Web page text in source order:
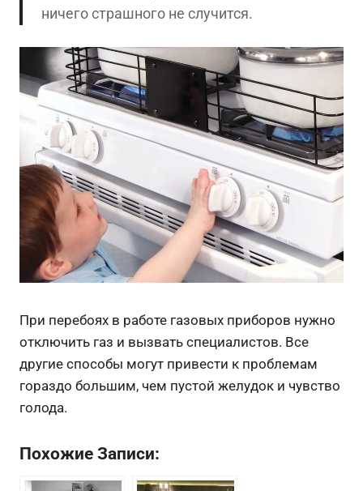
ничего страшного не случится.
При перебоях в работе газовых приборов нужно
отключить газ и вызвать специалистов. Все
другие способы могут привести к проблемам
гораздо большим, чем пустой желудок и чувство
голода.
Похожие Записи: